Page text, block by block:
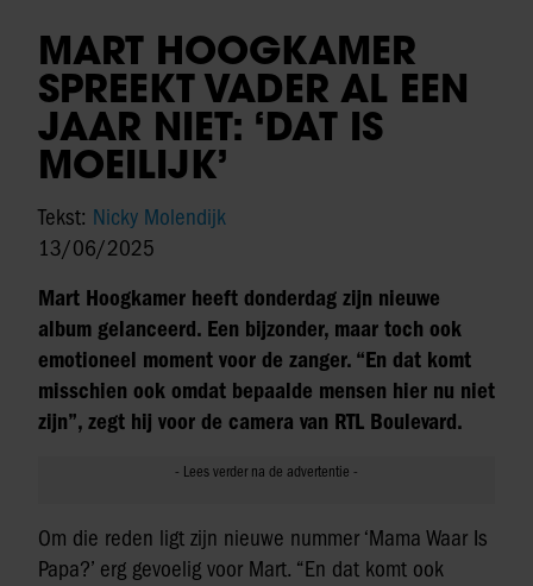
MART HOOGKAMER
SPREEKT VADER AL EEN
JAAR NIET: ‘DAT IS
MOEILIJK’
Tekst: Nicky Molendijk
13/06/2025
Mart Hoogkamer heeft donderdag zijn nieuwe
album gelanceerd. Een bijzonder, maar toch ook
emotioneel moment voor de zanger. “En dat komt
misschien ook omdat bepaalde mensen hier nu niet
zijn”, zegt hij voor de camera van RTL Boulevard.
Om die reden ligt zijn nieuwe nummer ‘Mama Waar Is
Papa?’ erg gevoelig voor Mart. “En dat komt ook